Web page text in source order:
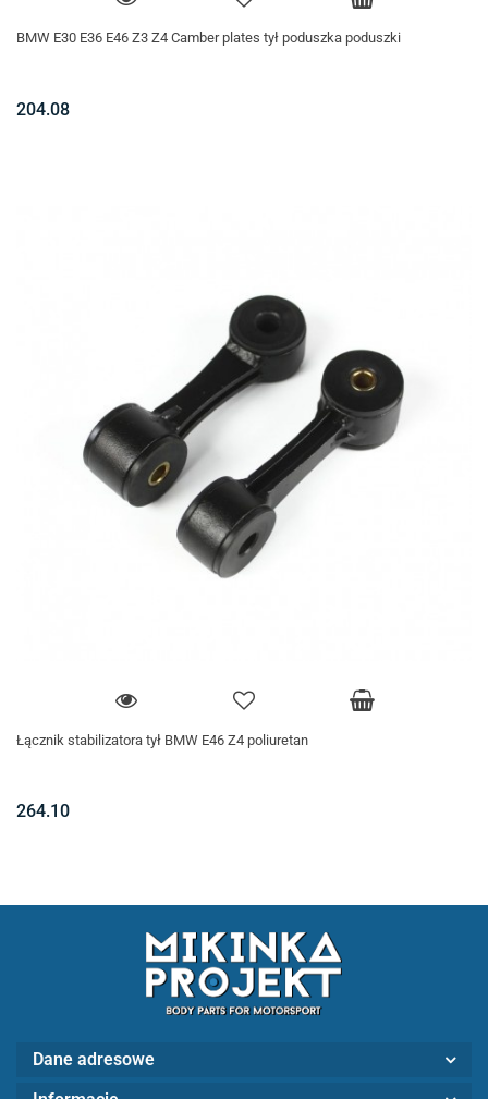
BMW E30 E36 E46 Z3 Z4 Camber plates tył poduszka poduszki
204.08
Łącznik stabilizatora tył BMW E46 Z4 poliuretan
264.10
Dane adresowe